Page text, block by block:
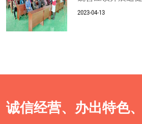
2023-04-13
诚信经营、办出特色